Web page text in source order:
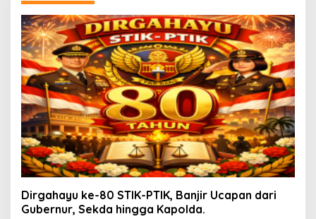
Dirgahayu ke-80 STIK-PTIK, Banjir Ucapan dari
Gubernur, Sekda hingga Kapolda.